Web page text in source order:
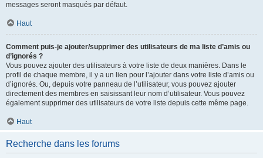
messages seront masqués par défaut.
Haut
Comment puis-je ajouter/supprimer des utilisateurs de ma liste d’amis ou
d’ignorés ?
Vous pouvez ajouter des utilisateurs à votre liste de deux manières. Dans le
profil de chaque membre, il y a un lien pour l’ajouter dans votre liste d’amis ou
d’ignorés. Ou, depuis votre panneau de l’utilisateur, vous pouvez ajouter
directement des membres en saisissant leur nom d’utilisateur. Vous pouvez
également supprimer des utilisateurs de votre liste depuis cette même page.
Haut
Recherche dans les forums